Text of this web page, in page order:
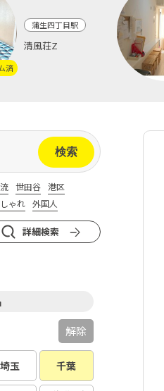
済
蒲生四丁目駅
清風荘Z
世田谷
港区
ゃれ 外国人
詳細検索
埼玉 千葉
解除